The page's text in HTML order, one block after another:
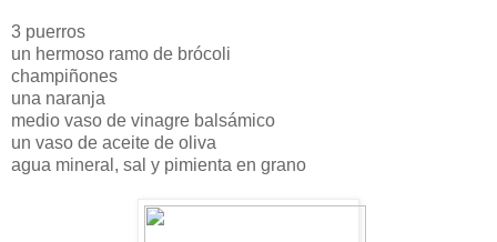
3 puerros
un hermoso ramo de brócoli
champiñones
una naranja
medio vaso de vinagre balsámico
un vaso de aceite de oliva
agua mineral, sal y pimienta en grano